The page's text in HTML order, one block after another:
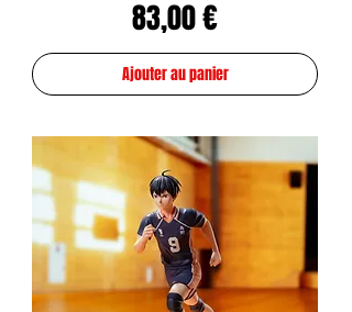
Prix
83,00 €
Ajouter au panier